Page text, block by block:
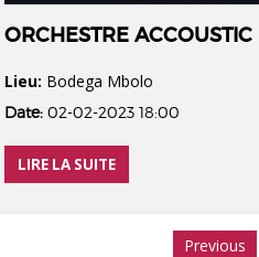
ORCHESTRE
Lieu: Bodega Mbolo
Date: 02-02-2023 18:00
LIRE LA SUITE
Previous